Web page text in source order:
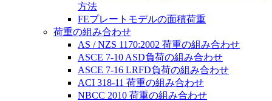
方法
FEプレートモデルの面積荷重
荷重の組み合わせ
AS / NZS 1170:2002 荷重の組み合わせ
ASCE 7-10 ASD負荷の組み合わせ
ASCE 7-16 LRFD負荷の組み合わせ
ACI 318-11 荷重の組み合わせ
NBCC 2010 荷重の組み合わせ